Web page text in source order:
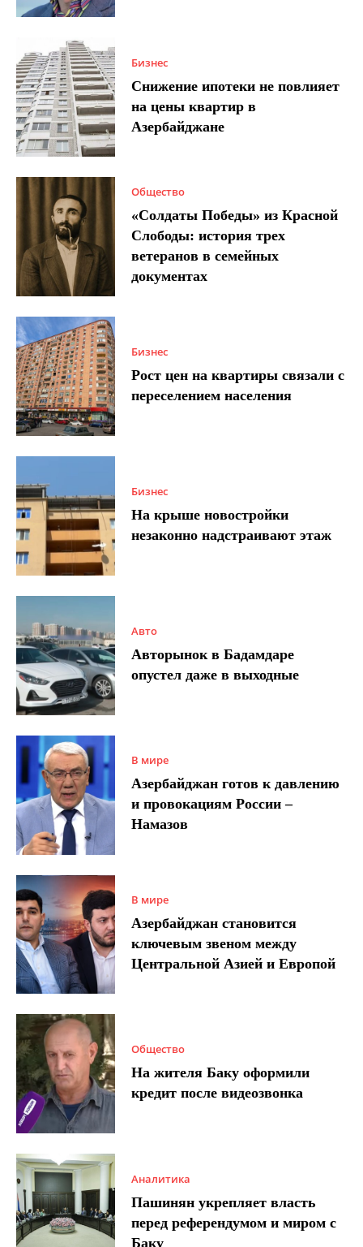
Бизнес
Снижение ипотеки не повлияет
на цены квартир в
Азербайджане
Общество
«Солдаты Победы» из Красной
Слободы: история трех
ветеранов в семейных
документах
Бизнес
Рост цен на квартиры связали с
переселением населения
Бизнес
На крыше новостройки
незаконно надстраивают этаж
Авто
Авторынок в Бадамдаре
опустел даже в выходные
В мире
Азербайджан готов к давлению
и провокациям России –
Намазов
В мире
Азербайджан становится
ключевым звеном между
Центральной Азией и Европой
Общество
На жителя Баку оформили
кредит после видеозвонка
Аналитика
Пашинян укрепляет власть
перед референдумом и миром с
Баку